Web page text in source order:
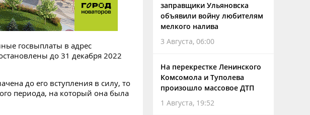
госвыплаты в адрес
до 31 декабря 2022
до его вступления в силу, то
периода, на который она была
заправщики Ульяновска
объявили войну любителям
мелкого налива
3 Августа, 06:00
На перекрестке Ленинского
Комсомола и Туполева
произошло массовое ДТП
1 Августа, 19:52